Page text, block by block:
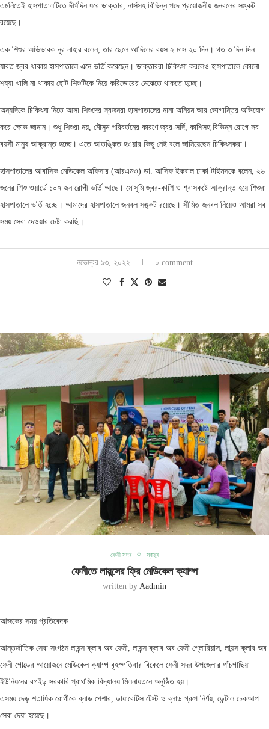
এমনিতেই হাসপাতালটিতে দীর্ঘদিন ধরে ডাক্তার, নার্সসহ বিভিন্ন পদে প্রয়োজনীয় জনবলের সঙ্কট
রয়েছে।
এক শিশুর অভিভাবক নুর নাহার বলেন, তার ছেলে আদিলের বয়স ২ মাস ২০ দিন। গত ৩ দিন দিন
যাবত জ্বর থাকায় হাসপাতালে এনে ভর্তি করেছেন। ডাক্তাররা চিকিৎসা করলেও হাসপাতালে কোনো
শয্যা খালি না থাকায় ছোট শিশুটিকে নিয়ে করিডোরের মেঝেতে থাকতে হচ্ছে।
অন্যদিকে চিকিৎসা নিতে আসা শিশুদের স্বজনরা হাসপাতালের নানা অনিয়ম আর ভোগান্তির অভিযোগ
করে ক্ষোভ জানান। শুধু শিশুরা নয়, মৌসুম পরিবর্তনের কারণে জ্বর-সর্দি, কাশিসহ বিভিন্ন রোগে সব
বয়সী মানুষ আক্রান্ত হচ্ছে। এতে আতঙ্কিত হওয়ার কিছু নেই বলে জানিয়েছেন চিকিৎসকরা।
হাসপাতালের আবাসিক মেডিকেল অফিসার (আরএমও) ডা. আসিফ ইকবাল ঢাকা টাইমসকে বলেন, ২৬
জনের শিশু ওয়ার্ডে ১০৭ জন রোগী ভর্তি আছে। মৌসুমি জ্বর-কাশি ও শ্বাসকষ্টে আক্রান্ত হয়ে শিশুরা
হাসপাতালে ভর্তি হচ্ছে। আমাদের হাসপাতালে জনবল সঙ্কট রয়েছে। সীমিত জনবল নিয়েও আমরা সব
সময় সেবা দেওয়ার চেষ্টা করছি।
নভেম্বর ১৩, ২০২২ ০ comment
ফেনী সদর স্বাস্থ্য
ফেনীতে লায়ন্সের ফ্রি মেডিকেল ক্যাম্প
written by Aadmin
আজকের সময় প্রতিবেদক
আন্তর্জাতিক সেবা সংগঠন লায়ন্স ক্লাব অব ফেনী, লায়ন্স ক্লাব অব ফেনী গ্লোরিয়াস, লায়ন্স ক্লাব অব
ফেনী গোল্ডের আয়োজনে মেডিকেল ক্যাম্প বৃহস্পতিবার বিকেলে ফেনী সদর উপজেলার পাঁচগাছিয়া
ইউনিয়নের বগইড় সরকারি প্রাথমিক বিদ্যালয় মিলনায়তনে অনুষ্ঠিত হয়।
এসময় দেড় শতাধিক রোগীকে ব্লাড পেশার, ডায়াবেটিস টেস্ট ও ব্লাড গ্রুপ নির্ণয়, ডেন্টাল চেকআপ
সেবা দেয়া হয়েছে।